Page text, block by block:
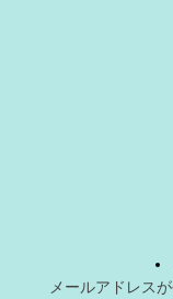
メールアドレス